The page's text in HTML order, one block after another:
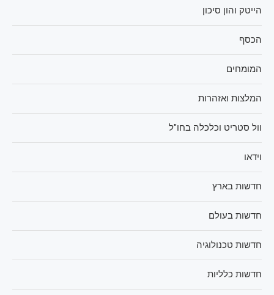
הייטק והון סיכון
הכסף
המומחים
המלצות ואזהרות
וול סטריט וכלכלה בחו"ל
וידאו
חדשות בארץ
חדשות בעולם
חדשות טכנולוגיה
חדשות כלליות